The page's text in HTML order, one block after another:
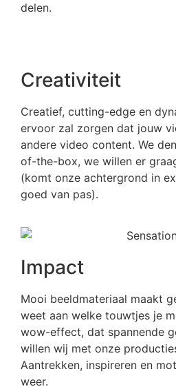
delen.
Creativiteit
Creatief, cutting-edge en
ervoor zal zorgen dat jouw
andere video content. We
of-the-box, we willen er
(komt onze achtergrond in
goed van pas).
Impact
Mooi beeldmateriaal maakt
weet aan welke touwtjes je
wow-effect, dat spannende
willen wij met onze
Aantrekken, inspireren en
weer.